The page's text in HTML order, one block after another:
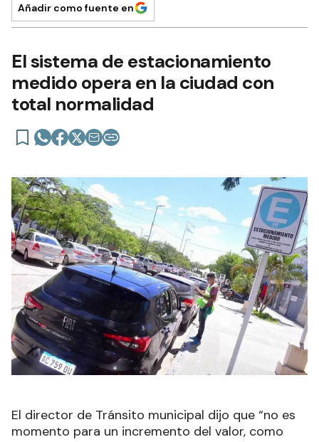
Añadir como fuente en
El sistema de estacionamiento
medido opera en la ciudad con
total normalidad
El director de Tránsito municipal dijo que “no es
momento para un incremento del valor, como